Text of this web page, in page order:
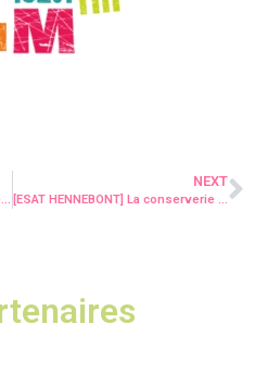
[RENTREE 2022] Cihan, accompagné par le SESSAD, rentre en CP !
NEXT
[ESAT HENNEBONT] La conserverie d’Alter Ego à l’honneur de la newsletter de Biocoop – Les 7 épis !